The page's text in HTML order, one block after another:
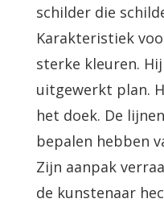
schilder die
Karakteristiek
sterke kleuren.
uitgewerkt plan.
het doek. De
bepalen hebben
Zijn aanpak
de kunstenaar